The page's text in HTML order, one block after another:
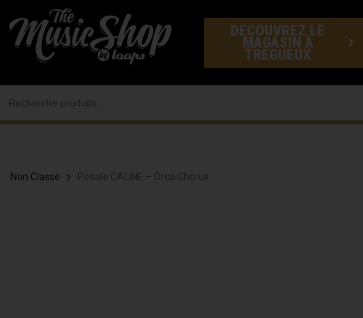
au
contenu
DECOUVREZ LE
MAGASIN À
TREGUEUX
Non Classé Pédale CALINE – Orca Chorus